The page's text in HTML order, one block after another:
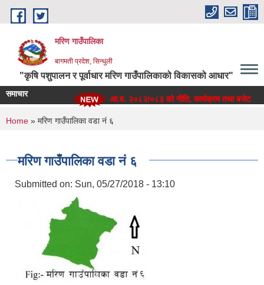
Skip to main content
मरिण गाउँपालिका
बागमती प्रदेश, सिन्धुली
"कृषि पशुपालन र पूर्वाधार मरिण गाउँपालिकाको विकासको आधार"
समाचार
आ.व. २०८२/०८३ को नीति, कार्यक्रम तथा बजेट
You are here
Home » मरिण गाउँपालिका वडा नं ६
मरिण गाउँपालिका वडा नं ६
Submitted on: Sun, 05/27/2018 - 13:10